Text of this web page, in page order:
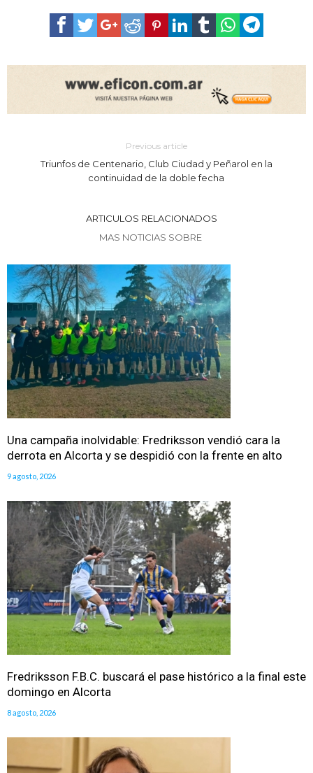
Previous article
Triunfos de Centenario, Club Ciudad y Peñarol en la
continuidad de la doble fecha
ARTICULOS RELACIONADOS
MAS NOTICIAS SOBRE
Una campaña inolvidable: Fredriksson vendió cara la
derrota en Alcorta y se despidió con la frente en alto
9 agosto, 2026
Fredriksson F.B.C. buscará el pase histórico a la final este
domingo en Alcorta
8 agosto, 2026